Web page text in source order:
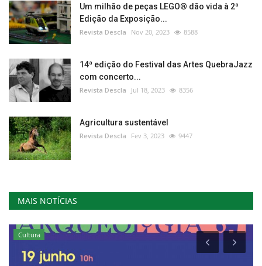
Um milhão de peças LEGO® dão vida à 2ª
Edição da Exposição...
Revista Descla Nov 20, 2023 8588
14ª edição do Festival das Artes QuebraJazz
com concerto...
Revista Descla Jul 18, 2023 8356
Agricultura sustentável
Revista Descla Fev 3, 2023 9447
MAIS NOTÍCIAS
Cultura